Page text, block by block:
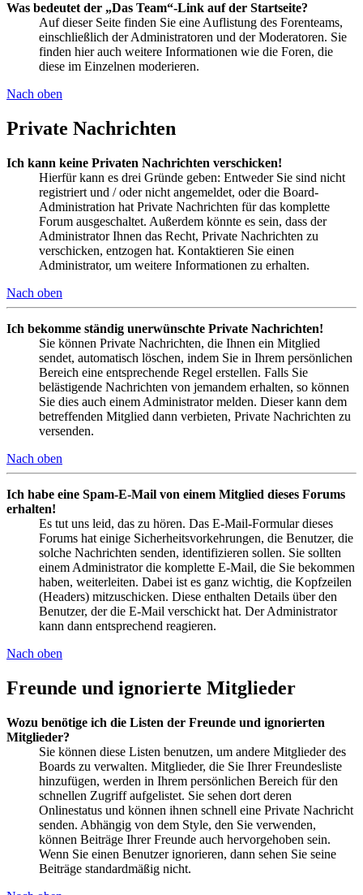
Was bedeutet der „Das Team“-Link auf der Startseite?
Auf dieser Seite finden Sie eine Auflistung des Forenteams,
einschließlich der Administratoren und der Moderatoren. Sie
finden hier auch weitere Informationen wie die Foren, die
diese im Einzelnen moderieren.
Nach oben
Private Nachrichten
Ich kann keine Privaten Nachrichten verschicken!
Hierfür kann es drei Gründe geben: Entweder Sie sind nicht
registriert und / oder nicht angemeldet, oder die Board-
Administration hat Private Nachrichten für das komplette
Forum ausgeschaltet. Außerdem könnte es sein, dass der
Administrator Ihnen das Recht, Private Nachrichten zu
verschicken, entzogen hat. Kontaktieren Sie einen
Administrator, um weitere Informationen zu erhalten.
Nach oben
Ich bekomme ständig unerwünschte Private Nachrichten!
Sie können Private Nachrichten, die Ihnen ein Mitglied
sendet, automatisch löschen, indem Sie in Ihrem persönlichen
Bereich eine entsprechende Regel erstellen. Falls Sie
belästigende Nachrichten von jemandem erhalten, so können
Sie dies auch einem Administrator melden. Dieser kann dem
betreffenden Mitglied dann verbieten, Private Nachrichten zu
versenden.
Nach oben
Ich habe eine Spam-E-Mail von einem Mitglied dieses Forums
erhalten!
Es tut uns leid, das zu hören. Das E-Mail-Formular dieses
Forums hat einige Sicherheitsvorkehrungen, die Benutzer, die
solche Nachrichten senden, identifizieren sollen. Sie sollten
einem Administrator die komplette E-Mail, die Sie bekommen
haben, weiterleiten. Dabei ist es ganz wichtig, die Kopfzeilen
(Headers) mitzuschicken. Diese enthalten Details über den
Benutzer, der die E-Mail verschickt hat. Der Administrator
kann dann entsprechend reagieren.
Nach oben
Freunde und ignorierte Mitglieder
Wozu benötige ich die Listen der Freunde und ignorierten
Mitglieder?
Sie können diese Listen benutzen, um andere Mitglieder des
Boards zu verwalten. Mitglieder, die Sie Ihrer Freundesliste
hinzufügen, werden in Ihrem persönlichen Bereich für den
schnellen Zugriff aufgelistet. Sie sehen dort deren
Onlinestatus und können ihnen schnell eine Private Nachricht
senden. Abhängig von dem Style, den Sie verwenden,
können Beiträge Ihrer Freunde auch hervorgehoben sein.
Wenn Sie einen Benutzer ignorieren, dann sehen Sie seine
Beiträge standardmäßig nicht.